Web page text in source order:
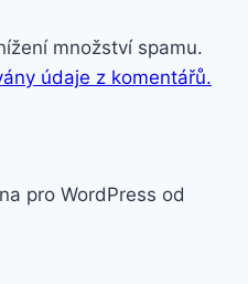
množství spamu.
údaje z komentářů.
pro WordPress od